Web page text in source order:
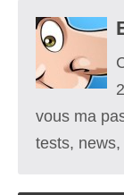
vous ma
tests,